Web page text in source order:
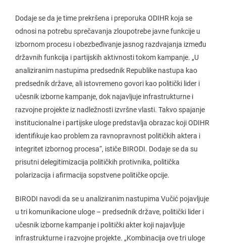
Dodaje se da je time prekršena i preporuka ODIHR koja se
odnosi na potrebu sprečavanja zloupotrebe javne funkcije u
izbornom procesu i obezbeđivanje jasnog razdvajanja između
državnih funkcija i partijskih aktivnosti tokom kampanje. „U
analiziranim nastupima predsednik Republike nastupa kao
predsednik države, ali istovremeno govori kao politički lider i
učesnik izborne kampanje, dok najavljuje infrastrukturne i
razvojne projekte iz nadležnosti izvršne vlasti. Takvo spajanje
institucionalne i partijske uloge predstavlja obrazac koji ODIHR
identifikuje kao problem za ravnopravnost političkih aktera i
integritet izbornog procesa“, ističe BIRODI. Dodaje se da su
prisutni delegitimizacija političkih protivnika, politička
polarizacija i afirmacija sopstvene političke opcije.
BIRODI navodi da se u analiziranim nastupima Vučić pojavljuje
u tri komunikacione uloge – predsednik države, politički lider i
učesnik izborne kampanje i politički akter koji najavljuje
infrastrukturne i razvojne projekte. „Kombinacija ove tri uloge